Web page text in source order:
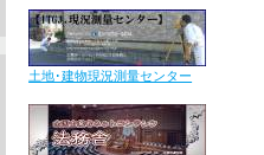
土地･建物現況測量センター